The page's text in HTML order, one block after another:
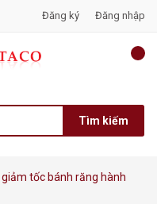
Đăng ký Đăng nhập
Tìm kiếm
giảm tốc bánh răng hành